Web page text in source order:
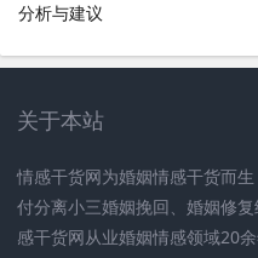
分析与建议
关于本站
情感干货网为婚姻情感干货而
付分离小三婚姻挽回、婚姻修
感干货网从业婚姻情感领域20